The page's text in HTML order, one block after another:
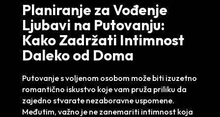
Planiranje za Vođenje
Ljubavi na Putovanju:
Kako Zadržati Intimnost
Daleko od Doma
Putovanje s voljenom osobom može biti izuzetno
romantično iskustvo koje vam pruža priliku da
zajedno stvarate nezaboravne uspomene.
Međutim, važno je ne zanemariti intimnost koja